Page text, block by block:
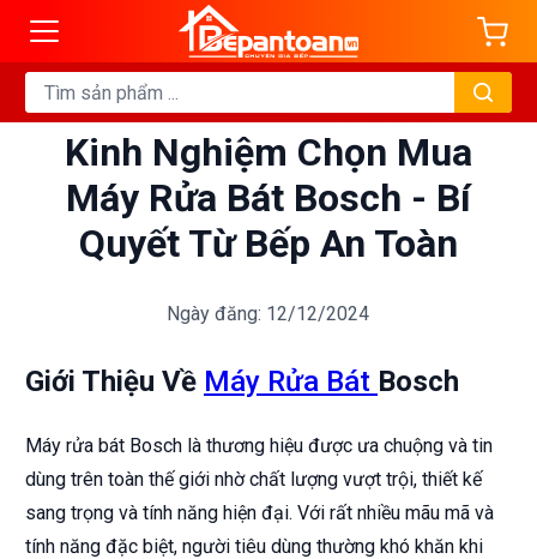
Kinh Nghiệm Chọn Mua
Máy Rửa Bát Bosch - Bí
Quyết Từ Bếp An Toàn
Ngày đăng: 12/12/2024
Giới Thiệu Về Máy Rửa Bát Bosch
Máy rửa bát Bosch là thương hiệu được ưa chuộng và tin
dùng trên toàn thế giới nhờ chất lượng vượt trội, thiết kế
sang trọng và tính năng hiện đại. Với rất nhiều mãu mã và
tính năng đặc biệt, người tiêu dùng thường khó khăn khi